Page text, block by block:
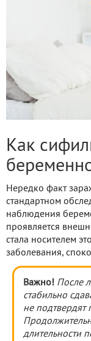
Как
Нередко факт
стандартном
наблюдения
проявляется
стала носителем
заболевания,
Важно! После
стабильно
не подтвердят
длительности